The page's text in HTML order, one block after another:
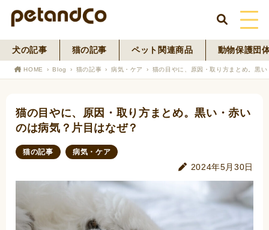
HOME
News
寄付活動
犬の記事 猫の記事 ペット関連商品 動物保護団
HOME Blog 猫の記事 病気・ケア 猫の目やに、原因・取り方まとめ。黒
猫の目やに、原因・取り方まとめ。黒い・赤い
のは病気？片目はなぜ？
猫の記事 病気・ケア
2024年5月30日